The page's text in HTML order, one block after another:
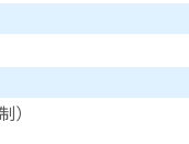
）